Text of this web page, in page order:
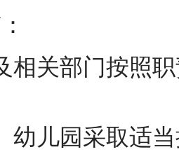
相关部门按照
幼儿园采取适